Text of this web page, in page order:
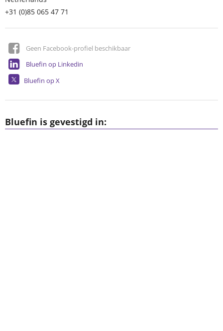
+31 (0)85 065 47 71
Geen Facebook-profiel beschikbaar
Bluefin op Linkedin
Bluefin op X
Bluefin is gevestigd in: